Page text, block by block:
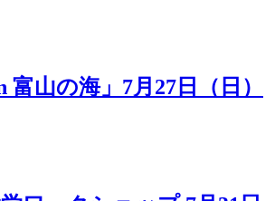
山の海」7月27日（日）